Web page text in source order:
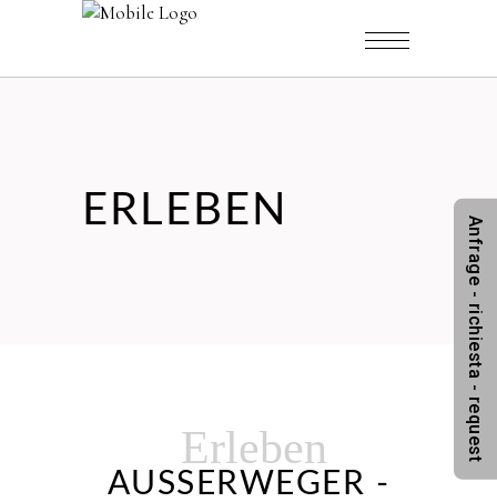
ERLEBEN
Erleben
AUSSERWEGER -
Anfrage - richiesta - request